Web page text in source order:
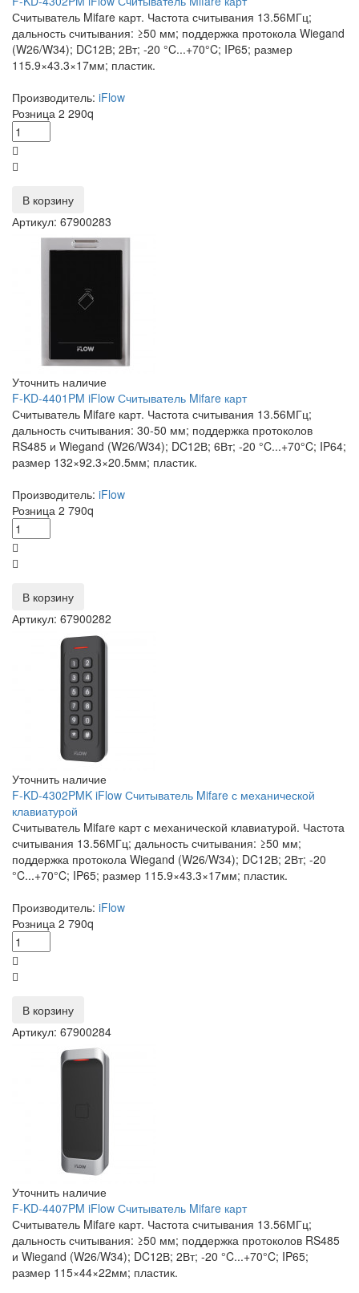
Считыватель Mifare карт. Частота считывания 13.56МГц;
дальность считывания: ≥50 мм; поддержка протокола Wiegand
(W26/W34); DC12В; 2Вт; -20 °C...+70°C; IP65; размер
115.9×43.3×17мм; пластик.
Производитель: iFlow
Розница 2 290q
В корзину
Артикул: 67900283
Уточнить наличие
F-KD-4401PM iFlow Считыватель Mifare карт
Считыватель Mifare карт. Частота считывания 13.56МГц;
дальность считывания: 30-50 мм; поддержка протоколов
RS485 и Wiegand (W26/W34); DC12В; 6Вт; -20 °C...+70°C; IP64;
размер 132×92.3×20.5мм; пластик.
Производитель: iFlow
Розница 2 790q
В корзину
Артикул: 67900282
Уточнить наличие
F-KD-4302PMK iFlow Считыватель Mifare с механической
клавиатурой
Считыватель Mifare карт с механической клавиатурой. Частота
считывания 13.56МГц; дальность считывания: ≥50 мм;
поддержка протокола Wiegand (W26/W34); DC12В; 2Вт; -20
°C...+70°C; IP65; размер 115.9×43.3×17мм; пластик.
Производитель: iFlow
Розница 2 790q
В корзину
Артикул: 67900284
Уточнить наличие
F-KD-4407PM iFlow Считыватель Mifare карт
Считыватель Mifare карт. Частота считывания 13.56МГц;
дальность считывания: ≥50 мм; поддержка протоколов RS485
и Wiegand (W26/W34); DC12В; 2Вт; -20 °C...+70°C; IP65;
размер 115×44×22мм; пластик.